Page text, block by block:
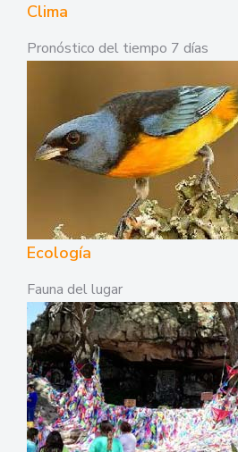
Clima
Pronóstico del tiempo 7 días
Ecología
Fauna del lugar